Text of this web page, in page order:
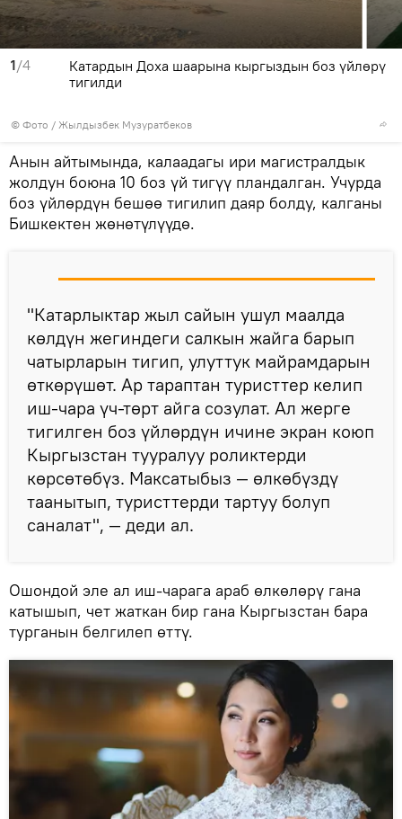
1/4
© Фото / Жылдызбек Музуратбеков
Катардын Доха шаарына кыргыздын боз үйлөрү
тигилди
Анын айтымында, калаадагы ири магистралдык
жолдун боюна 10 боз үй тигүү пландалган. Учурда
боз үйлөрдүн бешөө тигилип даяр болду, калганы
Бишкектен жөнөтүлүүдө.
"Катарлыктар жыл сайын ушул маалда
көлдүн жегиндеги салкын жайга барып
чатырларын тигип, улуттук майрамдарын
өткөрүшөт. Ар тараптан туристтер келип
иш-чара үч-төрт айга созулат. Ал жерге
тигилген боз үйлөрдүн ичине экран коюп
Кыргызстан тууралуу роликтерди
көрсөтөбүз. Максатыбыз — өлкөбүздү
таанытып, туристтерди тартуу болуп
саналат", — деди ал.
Ошондой эле ал иш-чарага араб өлкөлөрү гана
катышып, чет жаткан бир гана Кыргызстан бара
турганын белгилеп өттү.